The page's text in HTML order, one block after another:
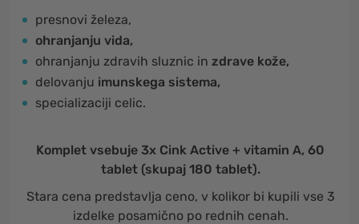
presnovi železa,
ohranjanju vida,
ohranjanju zdravih sluznic in zdrave kože,
delovanju imunskega sistema,
specializaciji celic.
Komplet vsebuje 3x Cink Active + vitamin A, 60
tablet (skupaj 180 tablet).
Stara cena predstavlja ceno, v kolikor bi kupili vse 3
izdelke posamično po rednih cenah.